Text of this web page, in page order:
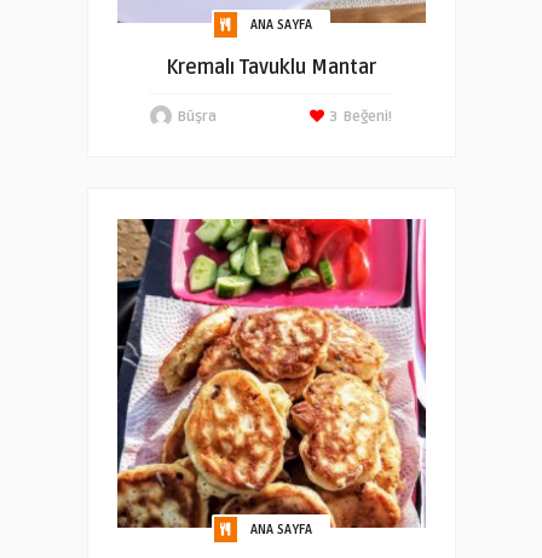
ANA SAYFA
Kremalı Tavuklu Mantar
Büşra Beğeni!
3
ANA SAYFA